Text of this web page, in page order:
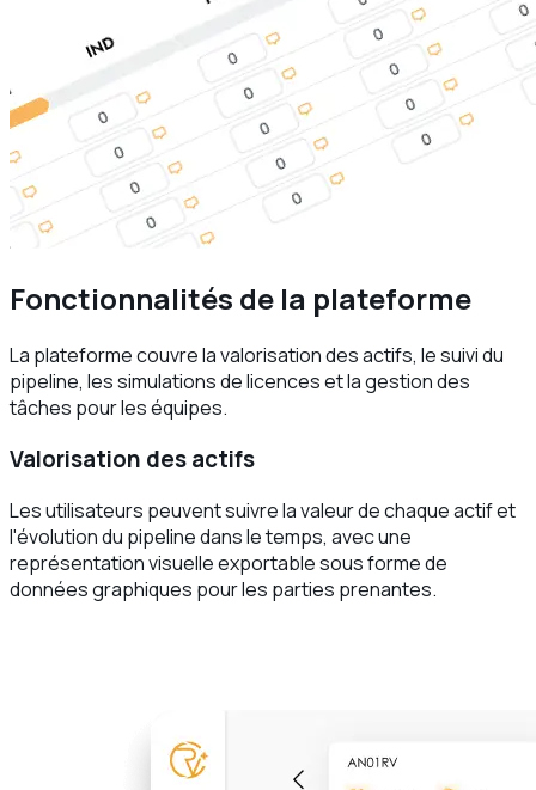
Fonctionnalités de la plateforme
La plateforme couvre la valorisation des actifs, le suivi du
pipeline, les simulations de licences et la gestion des
tâches pour les équipes.
Valorisation des actifs
Les utilisateurs peuvent suivre la valeur de chaque actif et
l'évolution du pipeline dans le temps, avec une
représentation visuelle exportable sous forme de
données graphiques pour les parties prenantes.